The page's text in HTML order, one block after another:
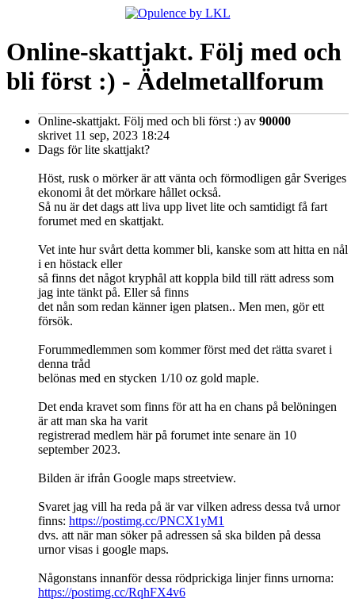
Online-skattjakt. Följ med och
bli först :) - Ädelmetallforum
Online-skattjakt. Följ med och bli först :) av 90000
skrivet 11 sep, 2023 18:24
Dags för lite skattjakt?
Höst, rusk o mörker är att vänta och förmodligen går Sveriges
ekonomi åt det mörkare hållet också.
Så nu är det dags att liva upp livet lite och samtidigt få fart
forumet med en skattjakt.
Vet inte hur svårt detta kommer bli, kanske som att hitta en nål
i en höstack eller
så finns det något kryphål att koppla bild till rätt adress som
jag inte tänkt på. Eller så finns
det nån som redan känner igen platsen.. Men men, gör ett
försök.
Forummedlemmen som kommer först med det rätta svaret i
denna tråd
belönas med en stycken 1/10 oz gold maple.
Det enda kravet som finns för att ha en chans på belöningen
är att man ska ha varit
registrerad medlem här på forumet inte senare än 10
september 2023.
Bilden är ifrån Google maps streetview.
Svaret jag vill ha reda på är var vilken adress dessa två urnor
finns: https://postimg.cc/PNCX1yM1
dvs. att när man söker på adressen så ska bilden på dessa
urnor visas i google maps.
Någonstans innanför dessa rödprickiga linjer finns urnorna:
https://postimg.cc/RqhFX4v6